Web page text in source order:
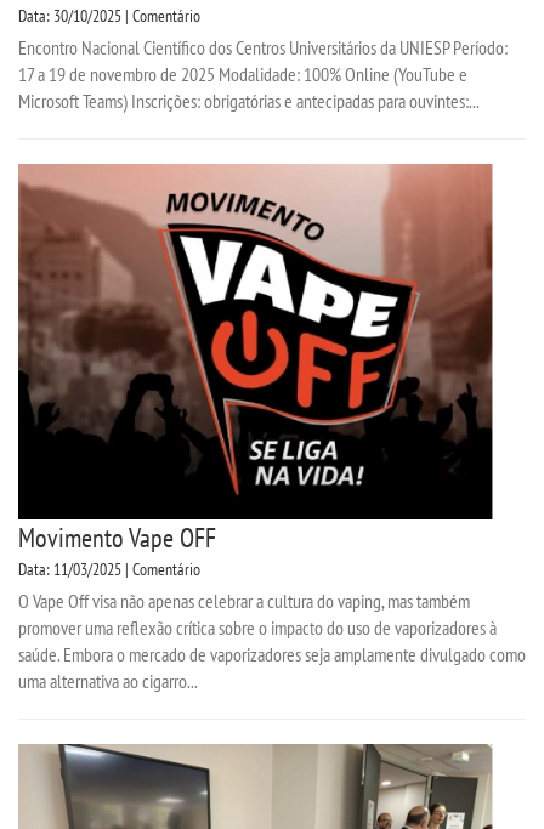
Data: 30/10/2025 | Comentário
Encontro Nacional Científico dos Centros Universitários da UNIESP Período:
17 a 19 de novembro de 2025 Modalidade: 100% Online (YouTube e
Microsoft Teams) Inscrições: obrigatórias e antecipadas para ouvintes:...
Movimento Vape OFF
Data: 11/03/2025 | Comentário
O Vape Off visa não apenas celebrar a cultura do vaping, mas também
promover uma reflexão crítica sobre o impacto do uso de vaporizadores à
saúde. Embora o mercado de vaporizadores seja amplamente divulgado como
uma alternativa ao cigarro...